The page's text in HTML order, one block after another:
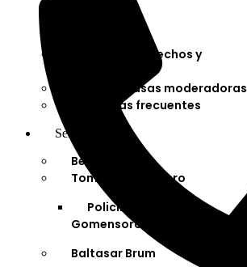
Cartilla de derechos y
Cuotas y tasas moderadoras
Preguntas frecuentes
Servicios
Bella Unión
Tomás Gomensoro
Policlínica Tomás
Gomensoro
Baltasar Brum